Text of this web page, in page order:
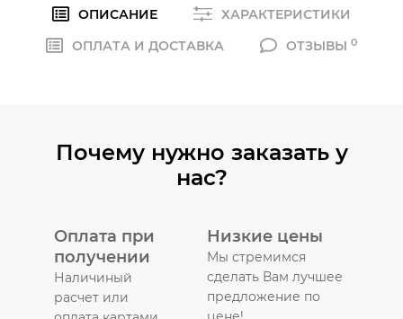
ОПИСАНИЕ
ХАРАКТЕРИСТИКИ
ОПЛАТА И ДОСТАВКА
ОТЗЫВЫ 0
Почему нужно заказать у
нас?
Оплата при
получении
Наличиный
расчет или
Низкие цены
Мы стремимся
сделать Вам лучшее
предложение по